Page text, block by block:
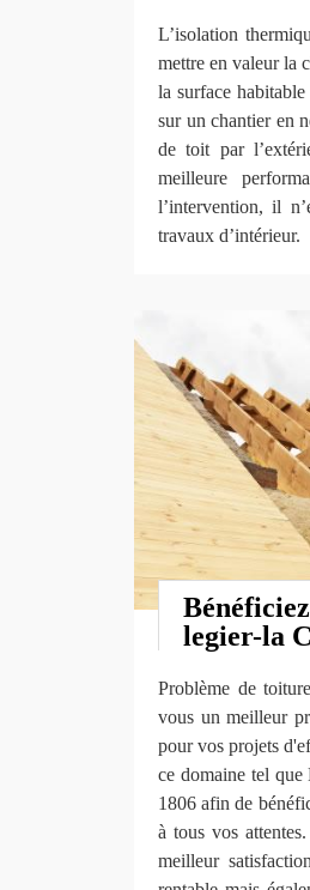
L’isolation
mettre en valeur la
la surface
sur un chantier en
de toit par
meilleure
l’intervention, il
travaux d’intérieur.
legier-la
Problème de
vous un meilleur
pour vos projets
ce domaine tel
1806 afin de
à tous vos
meilleur